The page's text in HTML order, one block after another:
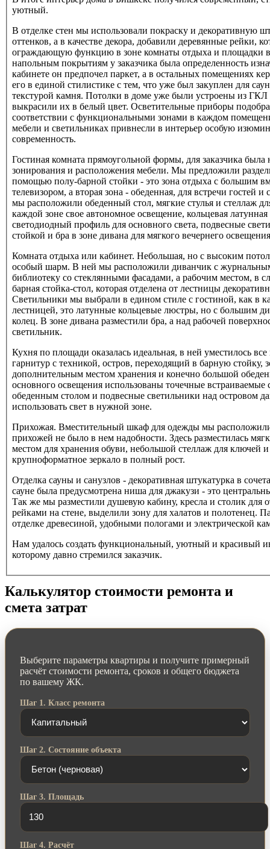
уютный.
В отделке стен мы использовали покраску и декоративную
оттенков, а в качестве декора, добавили деревянные рейки,
ограждающую функцию в зоне комнаты отдыха и площадки
напольным покрытиям у заказчика была определенность
кабинете он предпочел паркет, а в остальных помещениях
его в единой стилистике с тем, что уже был закуплен для
текстурой камня. Потолки в доме уже были устроены из ГКЛ
выкрасили их в белый цвет. Осветительные приборы
соответствии с функциональными зонами в каждом
мебели и светильниках привнесли в интерьер особую
современность.
Гостиная комната прямоугольной формы, для заказчика была
зонирования и расположения мебели. Мы предложили
помощью полу-барной стойки - это зона отдыха с большим
телевизором, а вторая зона - обеденная, для встречи гостей
мы расположили обеденный стол, мягкие стулья и стеллаж
каждой зоне свое автономное освещение, кольцевая
светодиодный профиль для основного света, подвесные
стойкой и бра в зоне дивана для мягкого вечернего
Комната отдыха или кабинет. Небольшая, но с высоким
особый шарм. В ней мы расположили диванчик с
библиотеку со стеклянными фасадами, а рабочим местом, в
барная стойка-стол, которая отделена от лестницы
Светильники мы выбрали в едином стиле с гостиной, как в
лестницей, это латунные кольцевые люстры, но с большим
колец. В зоне дивана разместили бра, а над рабочей
светильник.
Кухня по площади оказалась идеальная, в ней уместилось
гарнитур с техникой, остров, переходящий в барную стойку,
дополнительным местом хранения и конечно большой
основного освещения использованы точечные встраиваемые
обеденным столом и подвесные светильники над островом
использовать свет в нужной зоне.
Прихожая. Вместительный шкаф для одежды мы
прихожей не было в нем надобности. Здесь разместилась
местом для хранения обуви, небольшой стеллаж для ключей
крупноформатное зеркало в полный рост.
Отделка сауны и санузлов - декоративная штукатурка в
сауне была предусмотрена ниша для джакузи - это
Так же мы разместили душевую кабину, кресла и столик для
рейками на стене, выделили зону для халатов и полотенец.
отделке древесиной, удобными пологами и электрической
Нам удалось создать функциональный, уютный и красивый
которому давно стремился заказчик.
Калькулятор стоимости ремонта и
смета затрат
Выберите параметры квартиры и получите примерный
расчёт стоимости ремонта, сроков и общего бюджета
по вашему ЖК.
Шаг 1. Класс ремонта
Шаг 2. Состояние объекта
Шаг 3. Площадь
Шаг 4. Расчёт